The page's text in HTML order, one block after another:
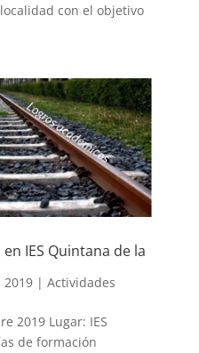
con el objetivo
IES Quintana de la
2019| Actividades
2019 Lugar: IES
de formación